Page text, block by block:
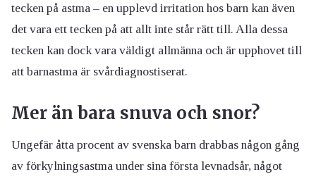
tecken på astma – en upplevd irritation hos barn kan även
det vara ett tecken på att allt inte står rätt till. Alla dessa
tecken kan dock vara väldigt allmänna och är upphovet till
att barnastma är svårdiagnostiserat.
Mer än bara snuva och snor?
Ungefär åtta procent av svenska barn drabbas någon gång
av förkylningsastma under sina första levnadsår, något